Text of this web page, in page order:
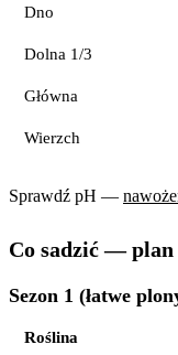
Dno
Dolna 1/3
Główna
Wierzch
Sprawdź pH —
Co sadzić —
Sezon 1 (łatwe
Roślina